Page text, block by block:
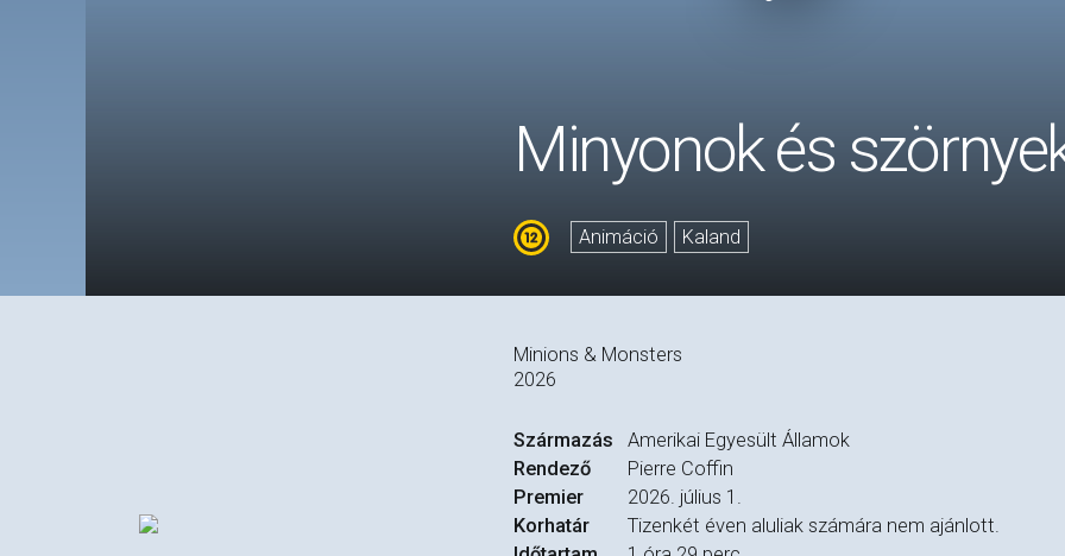
Minyonok és
Animáció Kaland
Minions & Monsters
2026
Származás
Amerikai Egyesült Államok
Rendező
Pierre Coffin
Premier
2026. július 1.
Korhatár
Tizenkét éven aluliak számára nem ajánlott.